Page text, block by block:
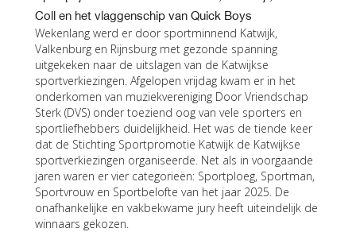
Coll en het vlaggenschip van Quick Boys
Wekenlang werd er door sportminnend Katwijk,
Valkenburg en Rijnsburg met gezonde spanning
uitgekeken naar de uitslagen van de Katwijkse
sportverkiezingen. Afgelopen vrijdag kwam er in het
onderkomen van muziekvereniging Door Vriendschap
Sterk (DVS) onder toeziend oog van vele sporters en
sportliefhebbers duidelijkheid. Het was de tiende keer
dat de Stichting Sportpromotie Katwijk de Katwijkse
sportverkiezingen organiseerde. Net als in voorgaande
jaren waren er vier categorieën: Sportploeg, Sportman,
Sportvrouw en Sportbelofte van het jaar 2025. De
onafhankelijke en vakbekwame jury heeft uiteindelijk de
winnaars gekozen.